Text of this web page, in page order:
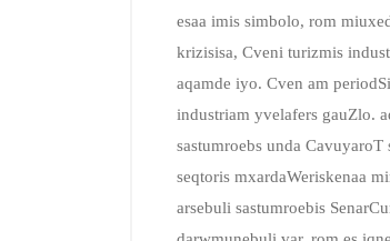
esaa imis simbolo, rom
krizisisa, Cveni turizmis
aqamde iyo. Cven am
industriam yvelafers gauZlo.
sastumroebs unda
seqtoris mxardaWeriskenaa
arsebuli sastumroebis